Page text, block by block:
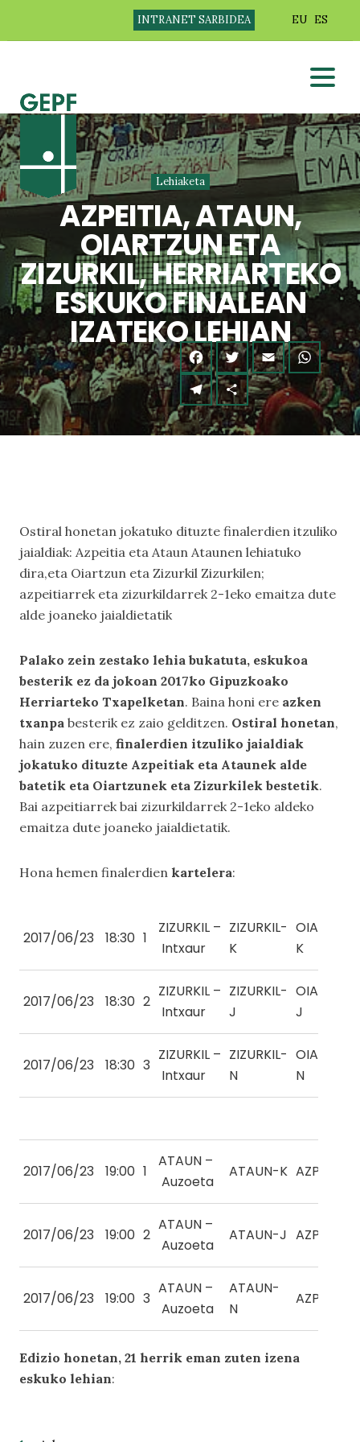
INTRANET SARBIDEA EU ES
Lehiaketa
AZPEITIA, ATAUN,
OIARTZUN ETA
ZIZURKIL, HERRIARTEKO
ESKUKO FINALEAN
IZATEKO LEHIAN
Ostiral honetan jokatuko dituzte finalerdien itzuliko
jaialdiak: Azpeitia eta Ataun Ataunen lehiatuko
dira,eta Oiartzun eta Zizurkil Zizurkilen;
azpeitiarrek eta zizurkildarrek 2-1eko emaitza dute
alde joaneko jaialdietatik
Palako zein zestako lehia bukatuta, eskukoa
besterik ez da jokoan 2017ko Gipuzkoako
Herriarteko Txapelketan. Baina honi ere azken
txanpa besterik ez zaio gelditzen. Ostiral honetan,
hain zuzen ere, finalerdien itzuliko jaialdiak
jokatuko dituzte Azpeitiak eta Ataunek alde
batetik eta Oiartzunek eta Zizurkilek bestetik.
Bai azpeitiarrek bai zizurkildarrek 2-1eko aldeko
emaitza dute joaneko jaialdietatik.
Hona hemen finalerdien kartelera:
2017/06/23 18:30 1
ZIZURKIL –
Intxaur
ZIZURKIL-
K
K
2017/06/23 18:30 2
ZIZURKIL –
Intxaur
ZIZURKIL-
J
J
2017/06/23 18:30 3
ZIZURKIL –
Intxaur
ZIZURKIL-
N
N
2017/06/23 19:00 1
ATAUN –
Auzoeta
ATAUN-K
2017/06/23 19:00 2
ATAUN –
Auzoeta
ATAUN-J
2017/06/23 19:00 3
ATAUN –
Auzoeta
ATAUN-
N
Edizio honetan, 21 herrik eman zuten izena
eskuko lehian: